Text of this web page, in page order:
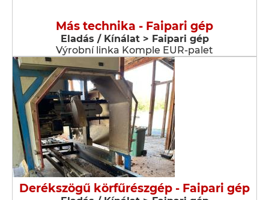
Más technika - Faipari gép
Eladás / Kínálat > Faipari gép
Výrobní linka Komple EUR-palet
Derékszögű körfűrészgép - Faipari gép